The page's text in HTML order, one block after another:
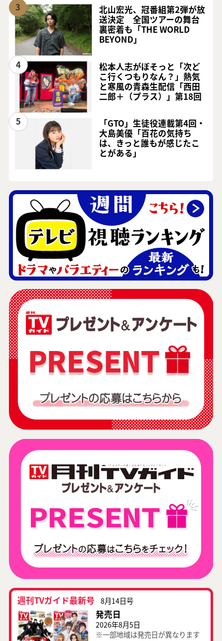
3
北山宏光、冠番組第2弾が放
送決定 全国ツアーの舞台
裏密着も「THE WORLD
BEYOND」
4
松本人志がぼそっと「次ど
こ行くつもりなん？」熱気
と寒風の青森生配信「西田
二郎＋（プラス）」第18回
5
「GTO」生徒役連載第4回・
大島美優「百花の気持ち
は、きっと誰もが感じたこ
とがある」
週刊TVガイド最新号 8月14日号
発売日
2026年8月5日
※一部地域は発売日が異なります